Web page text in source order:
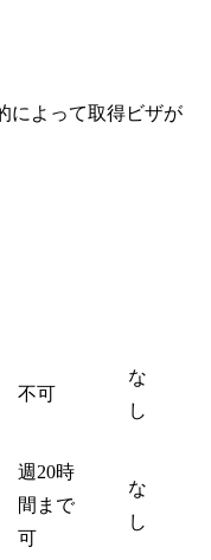
によって取得ビザが
不可
な
し
週20時
間まで
可
な
し